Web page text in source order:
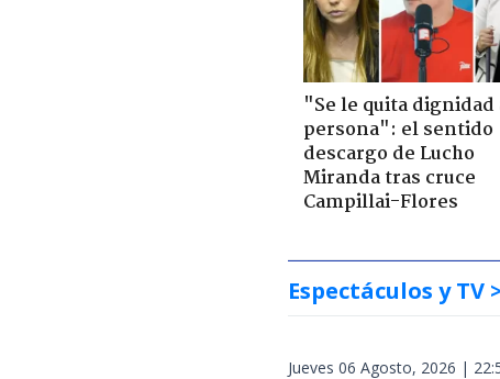
"Se le quita dignidad
persona": el sentido
descargo de Lucho
Miranda tras cruce
Campillai-Flores
Espectáculos y TV
Jueves 06 Agosto, 2026 |